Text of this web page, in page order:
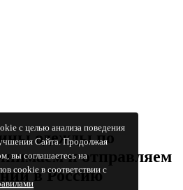
с целью анализа поведения
Сайта. Продолжая
вы соглашаетесь на
cookie в соответствии с
одежды по
и отправляем
в Россию